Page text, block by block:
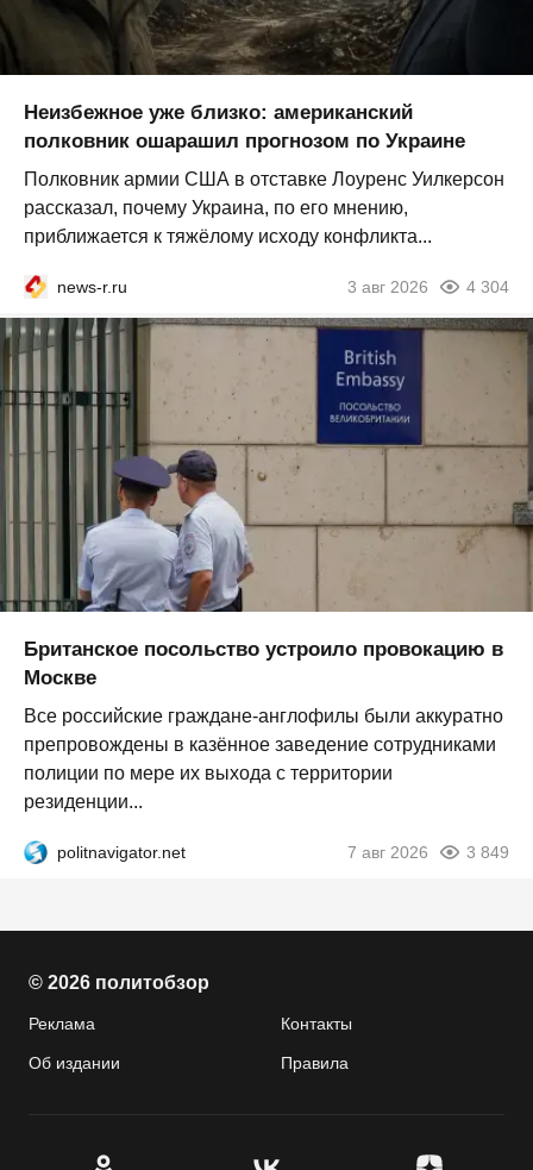
Неизбежное уже близко: американский
полковник ошарашил прогнозом по Украине
Полковник армии США в отставке Лоуренс Уилкерсон
рассказал, почему Украина, по его мнению,
приближается к тяжёлому исходу конфликта...
news-r.ru 3 авг 2026 4 304
Британское посольство устроило провокацию в
Москве
Все российские граждане-англофилы были аккуратно
препровождены в казённое заведение сотрудниками
полиции по мере их выхода с территории
резиденции...
politnavigator.net 7 авг 2026 3 849
© 2026 политобзор
Реклама Контакты
Об издании Правила